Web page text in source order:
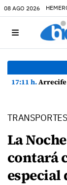
08 AGO 2026
17:11 h.Arrecife reabre la
TRANSPORTES
La
contará
especial